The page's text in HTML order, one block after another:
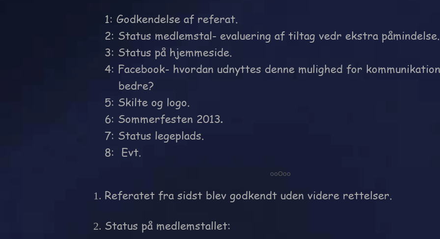
1: Godkendelse af referat.
2: Status medlemstal- evaluering af tiltag vedr ekstra påmindelse.
3: Status på hjemmeside.
4: Facebook- hvordan udnyttes denne mulighed for kommunikation
bedre?
5: Skilte og logo.
6: Sommerfesten 2013.
7: Status legeplads.
8: Evt.
ooOoo
Referatet fra sidst blev godkendt uden videre rettelser.
Status på medlemstallet: